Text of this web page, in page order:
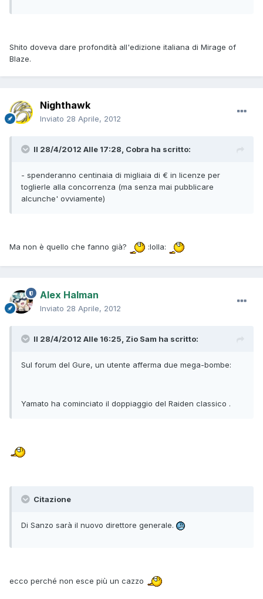
Shito doveva dare profondità all'edizione italiana di Mirage of
Blaze.
Nighthawk
Inviato 28 Aprile, 2012
Il 28/4/2012 Alle 17:28, Cobra ha scritto:
- spenderanno centinaia di migliaia di € in licenze per
toglierle alla concorrenza (ma senza mai pubblicare
alcunche' ovviamente)
Ma non è quello che fanno già? :lolla:
Alex Halman
Inviato 28 Aprile, 2012
Il 28/4/2012 Alle 16:25, Zio Sam ha scritto:
Sul forum del Gure, un utente afferma due mega-bombe:
Yamato ha cominciato il doppiaggio del Raiden classico .
Citazione
Di Sanzo sarà il nuovo direttore generale.
ecco perché non esce più un cazzo